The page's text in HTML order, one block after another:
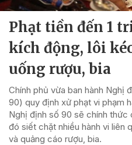
Phạt tiền đến 1
kích động, lôi
uống rượu, bia
Chính phủ vừa ban hành Nghị
90) quy định xử phạt vi phạm
Nghị định số 90 sẽ chính thức
đó siết chặt nhiều hành vi liên
và quảng cáo rượu, bia.